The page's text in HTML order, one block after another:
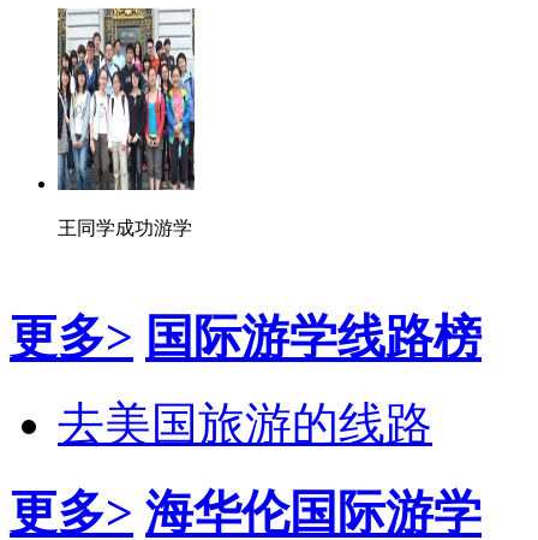
王同学成功游学
更多> 国际游学线路榜
去美国旅游的线路
更多> 海华伦国际游学